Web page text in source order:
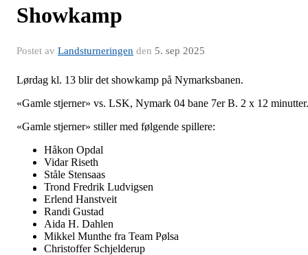
Showkamp
Postet av Landsturneringen den 5. sep 2025
Lørdag kl. 13 blir det showkamp på Nymarksbanen.
«Gamle stjerner» vs. LSK, Nymark 04 bane 7er B. 2 x 12 minutter.
«Gamle stjerner» stiller med følgende spillere:
Håkon Opdal
Vidar Riseth
Ståle Stensaas
Trond Fredrik Ludvigsen
Erlend Hanstveit
Randi Gustad
Aida H. Dahlen
Mikkel Munthe fra Team Pølsa
Christoffer Schjelderup